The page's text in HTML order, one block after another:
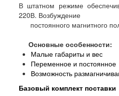
В штатном режиме
220В. Возбуждение
постоянного магнитного
Основные особенности:
Малые габариты и вес
Переменное и
Возможность
Базовый комплект поставки